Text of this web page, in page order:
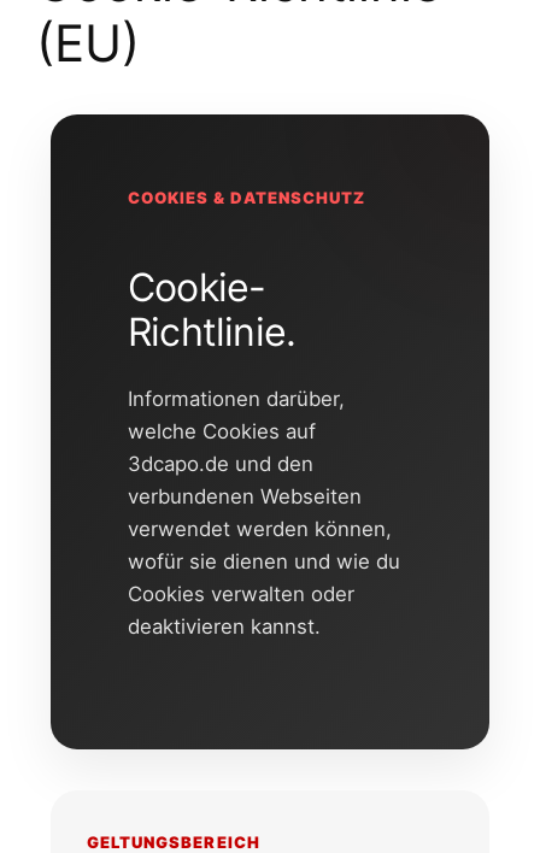
(EU)
COOKIES & DATENSCHUTZ
Cookie-
Richtlinie.
Informationen darüber,
welche Cookies auf
3dcapo.de und den
verbundenen Webseiten
verwendet werden können,
wofür sie dienen und wie du
Cookies verwalten oder
deaktivieren kannst.
GELTUNGSBEREICH